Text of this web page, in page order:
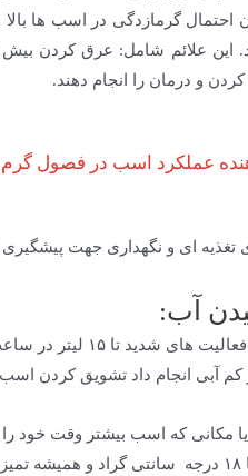
گرمازدگی در اسب ها بالا
این علائم شامل: عرق کردن
و درمان را انجام دهند.
عملکرد اسب در فصول
تغذیه ای و نگهداری جهت
آب:
اسب ها در هوای
کم آبی انجام داد تشویق کردن
مکانی که اسب بیشتر وقت خود را